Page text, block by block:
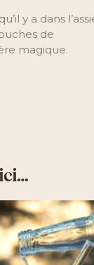
y a dans
de
magique.